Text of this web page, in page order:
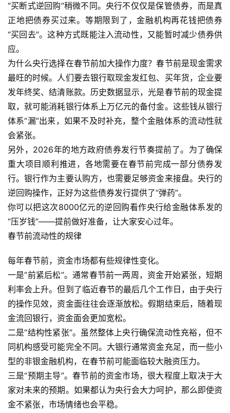
“买断式逆回购”稍微不同。央行不仅仅是保管债券，而是真
正地把债券买过来。等期限到了，金融机构再花钱把债券
“买回去”。这种方式既能注入流动性，又能暂时减少债券供
应。
为什么央行选择在春节前加大操作力度？春节前是现金需求
最旺的时候。人们要去银行取现金发红包、买年货，企业要
发年终奖、结清账款。历史数据显示，光是春节前的现金提
取，就可能消耗银行体系上万亿元的备付金。这些钱从银行
体系“漏”出来，如果不及时补充，整个金融体系的流动性就
会紧张。
另外，2026年的地方政府债券发行节奏提前了。为了确保
重大项目顺利推进，各地需要在春节前完成一部分债券发
行。银行作为主要认购方，也需要足够资金来接盘。央行的
逆回购操作，正好为这些债券发行提供了“弹药”。
你可以把这次8000亿元的逆回购看作央行给金融体系发的
“压岁钱”——提前做好准备，让大家安心过年。
春节前流动性的规律
每年春节前，资金市场都有些规律性变化。
一是“前紧后松”。通常春节前一两周，资金开始紧张，短期
利率会上升。但到了临近春节的最后几个工作日，由于央行
的操作见效，资金面往往会逐渐放松。假期结束后，随着现
金流回银行，资金面会更加宽松。
二是“结构性紧张”。虽然整体上央行确保流动性充裕，但不
同机构感受可能完全不同。大银行通常资金充足，而一些小
型的非银金融机构，在春节前可能面临较大融资压力。
三是“预期主导”。春节前的资金市场，很大程度上取决于大
家对未来的预期。如果都认为央行会大力呵护，那么即使资
金不紧张，市场情绪也会平稳。